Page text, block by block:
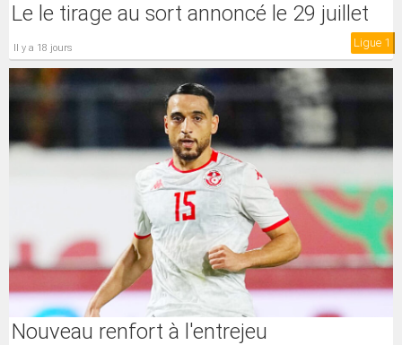
Le le tirage au sort annoncé le 29 juillet
il y a 18 jours Ligue 1
Nouveau renfort à l'entrejeu